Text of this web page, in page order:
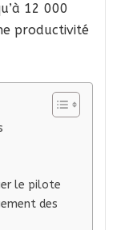
12 000
productivité
le pilote
des